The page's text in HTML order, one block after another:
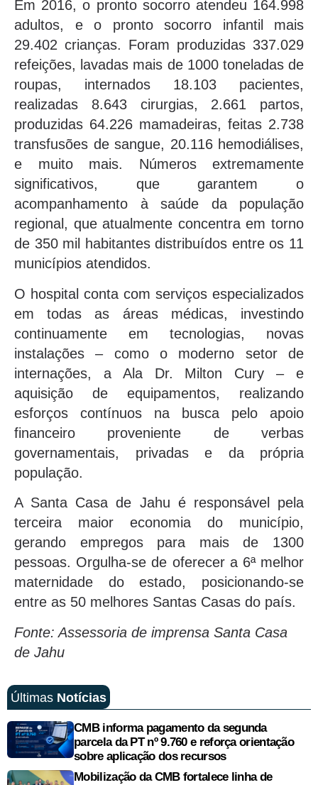
Em 2016, o pronto socorro atendeu 164.998
adultos, e o pronto socorro infantil mais
29.402 crianças. Foram produzidas 337.029
refeições, lavadas mais de 1000 toneladas de
roupas, internados 18.103 pacientes,
realizadas 8.643 cirurgias, 2.661 partos,
produzidas 64.226 mamadeiras, feitas 2.738
transfusões de sangue, 20.116 hemodiálises,
e muito mais. Números extremamente
significativos, que garantem o
acompanhamento à saúde da população
regional, que atualmente concentra em torno
de 350 mil habitantes distribuídos entre os 11
municípios atendidos.
O hospital conta com serviços especializados
em todas as áreas médicas, investindo
continuamente em tecnologias, novas
instalações – como o moderno setor de
internações, a Ala Dr. Milton Cury – e
aquisição de equipamentos, realizando
esforços contínuos na busca pelo apoio
financeiro proveniente de verbas
governamentais, privadas e da própria
população.
A Santa Casa de Jahu é responsável pela
terceira maior economia do município,
gerando empregos para mais de 1300
pessoas. Orgulha-se de oferecer a 6ª melhor
maternidade do estado, posicionando-se
entre as 50 melhores Santas Casas do país.
Fonte: Assessoria de imprensa Santa Casa
de Jahu
Últimas Notícias
CMB informa pagamento da segunda
parcela da PT nº 9.760 e reforça orientação
sobre aplicação dos recursos
Mobilização da CMB fortalece linha de